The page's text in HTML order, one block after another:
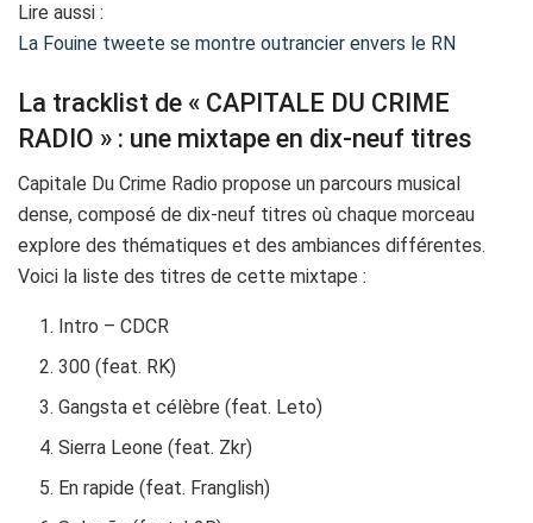
Lire aussi :
La Fouine tweete se montre outrancier envers le RN
La tracklist de « CAPITALE DU CRIME
RADIO » : une mixtape en dix-neuf titres
Capitale Du Crime Radio propose un parcours musical
dense, composé de dix-neuf titres où chaque morceau
explore des thématiques et des ambiances différentes.
Voici la liste des titres de cette mixtape :
Intro – CDCR
300 (feat. RK)
Gangsta et célèbre (feat. Leto)
Sierra Leone (feat. Zkr)
En rapide (feat. Franglish)